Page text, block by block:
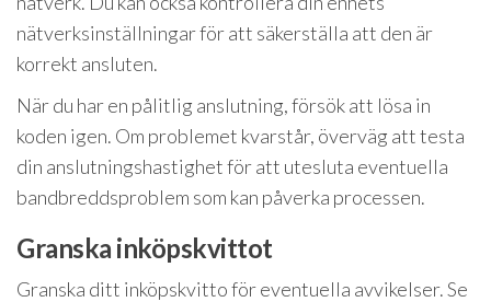
nätverksinställningar för att säkerställa att den är
korrekt ansluten.
När du har en pålitlig anslutning, försök att lösa in
koden igen. Om problemet kvarstår, överväg att testa
din anslutningshastighet för att utesluta eventuella
bandbreddsproblem som kan påverka processen.
Granska inköpskvittot
Granska ditt inköpskvitto för eventuella avvikelser. Se